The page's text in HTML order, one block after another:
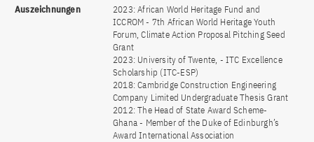
Auszeichnungen
2023: African World Heritage Fund and
ICCROM - 7th African World Heritage Youth
Forum, Climate Action Proposal Pitching Seed
Grant
2023: University of Twente, - ITC Excellence
Scholarship (ITC-ESP)
2018: Cambridge Construction Engineering
Company Limited Undergraduate Thesis Grant
2012: The Head of State Award Scheme-
Ghana - Member of the Duke of Edinburgh’s
Award International Association